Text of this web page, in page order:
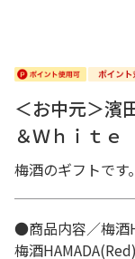
＜お中元＞
＆Ｗｈｉｔｅ
梅酒のギフトです。
●商品内容／梅酒
梅酒